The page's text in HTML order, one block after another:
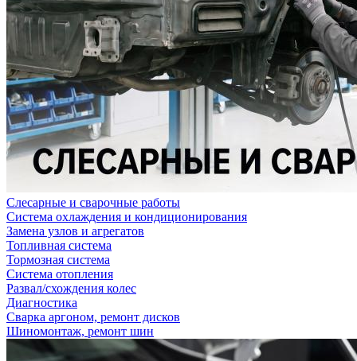
Слесарные и сварочные работы
Система охлаждения и кондиционирования
Замена узлов и агрегатов
Топливная система
Тормозная система
Система отопления
Развал/схождения колес
Диагностика
Сварка аргоном, ремонт дисков
Шиномонтаж, ремонт шин